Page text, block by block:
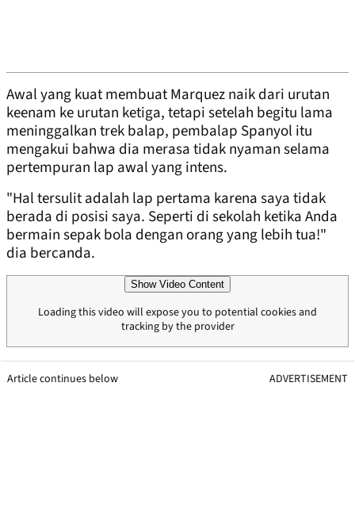
Awal yang kuat membuat Marquez naik dari urutan
keenam ke urutan ketiga, tetapi setelah begitu lama
meninggalkan trek balap, pembalap Spanyol itu
mengakui bahwa dia merasa tidak nyaman selama
pertempuran lap awal yang intens.
"Hal tersulit adalah lap pertama karena saya tidak
berada di posisi saya. Seperti di sekolah ketika Anda
bermain sepak bola dengan orang yang lebih tua!"
dia bercanda.
Show Video Content
Loading this video will expose you to potential cookies and
tracking by the provider
Article continues below ADVERTISEMENT